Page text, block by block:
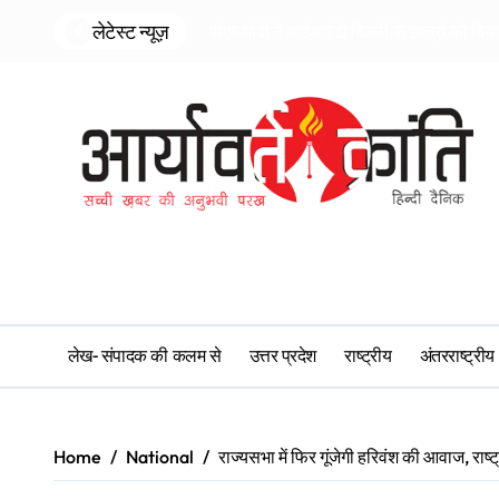
लेटेस्ट न्यूज़
लेख- संपादक की कलम से उत्तर प्रदेश राष्ट्रीय अंतरराष्ट्रीय
Home National राज्यसभा में फिर गूंजेगी हरिवंश की आवाज,